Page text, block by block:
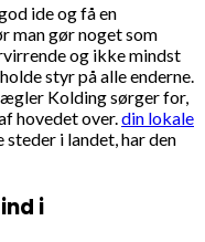
ide og få en
man gør noget som
og ikke mindst
styr på alle enderne.
Kolding sørger for,
hovedet over.din lokale
steder i landet, har den
i